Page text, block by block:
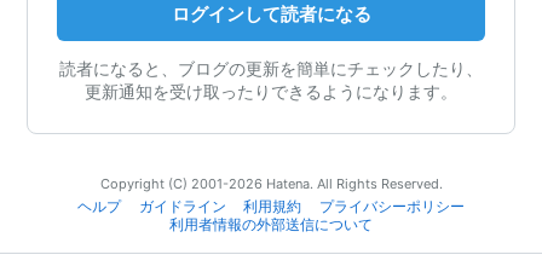
ログインして読者になる
読者になると、ブログの更新を簡単にチェックしたり、
更新通知を受け取ったりできるようになります。
Copyright (C) 2001-2026 Hatena. All Rights Reserved.
ヘルプ
ガイドライン 利用規約
プライバシーポリシー
利用者情報の外部送信について